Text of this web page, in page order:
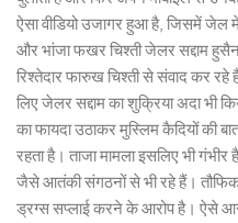
ऐसा वीडियो उजागर हुआ है, जिसमें जेल में
और भांजा फखर चिश्ती जेलर सद्दाम
रिश्तेदार फारुख चिश्ती से संवाद कर
लिए जेलर सद्दाम का शुक्रिया अदा भी
का फायदा उठाकर मुस्लिम कैदियों की
रहता है। ताजा मामला इसलिए भी
जैसे आतंकी संगठनों से भी रहे हैं।
ड्रग्स सप्लाई करने के आरोप है। ऐसे